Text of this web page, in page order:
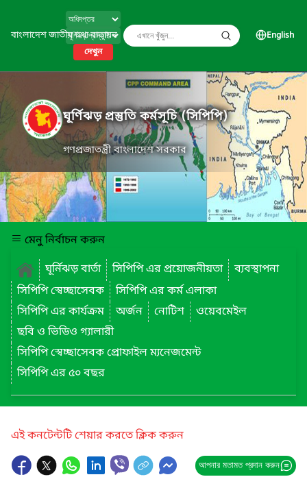
বাংলাদেশ জাতীয় তথ্য বাতায়ন
দেখুন
English
ঘূর্ণিঝড় প্রস্তুতি কর্মসূচি (সিপিপি)
গণপ্রজাতন্ত্রী বাংলাদেশ সরকার
মেনু নির্বাচন করুন
ঘূর্নিঝড় বার্তা
সিপিপি এর প্রয়োজনীয়তা
ব্যবস্থাপনা
সিপিপি স্বেচ্ছাসেবক
সিপিপি এর কর্ম এলাকা
সিপিপি এর কার্যক্রম
অর্জন নোটিশ
ওয়েবমেইল
ছবি ও ভিডিও গ্যালারী
সিপিপি স্বেচ্ছাসেবক প্রোফাইল ম্যনেজমেন্ট
সিপিপি এর ৫০ বছর
এই কনটেন্টটি শেয়ার করতে ক্লিক করুন
আপনার মতামত প্রদান করুন